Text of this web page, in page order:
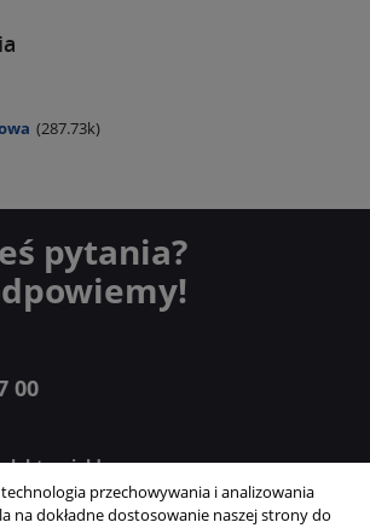
(287.73k)
pytania?
00
przechowywania i analizowania
na dokładne dostosowanie naszej strony do